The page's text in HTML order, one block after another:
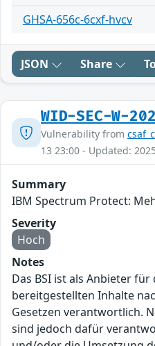
GHSA-656c-6cxf-hvcv
JSON Share
WID-SEC-W-
Vulnerability from
13 23:00 - Updated:
Summary
IBM Spectrum Protect:
Severity
Hoch
Notes
Das BSI ist als Anbieter
bereitgestellten Inhalte
Gesetzen verantwortlich.
sind jedoch dafür